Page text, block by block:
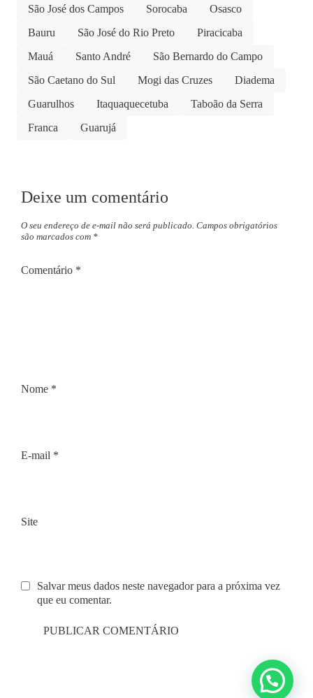
São José dos Campos
Sorocaba
Osasco
Bauru
São José do Rio Preto
Piracicaba
Mauá
Santo André
São Bernardo do Campo
São Caetano do Sul
Mogi das Cruzes
Diadema
Guarulhos
Itaquaquecetuba
Taboão da Serra
Franca
Guarujá
Deixe um comentário
O seu endereço de e-mail não será publicado. Campos obrigatórios
são marcados com *
Comentário *
Nome *
E-mail *
Site
Salvar meus dados neste navegador para a próxima vez
que eu comentar.